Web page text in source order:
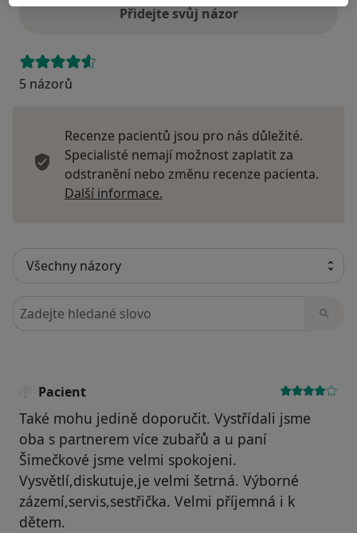
Přidejte svůj názor
5 názorů
Recenze pacientů jsou pro nás důležité.
Specialisté nemají možnost zaplatit za
odstranění nebo změnu recenze pacienta.
Další informace.
Hledejte v názorech
Pacient
Také mohu jedině doporučit. Vystřídali jsme
oba s partnerem více zubařů a u paní
Šimečkové jsme velmi spokojeni.
Vysvětlí,diskutuje,je velmi šetrná. Výborné
zázemí,servis,sestřička. Velmi příjemná i k
dětem.